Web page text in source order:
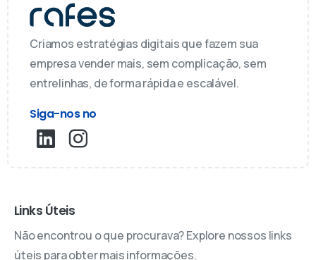
Criamos estratégias digitais que fazem sua
empresa vender mais, sem complicação, sem
entrelinhas, de forma rápida e escalável.
Siga-nos no
Links Úteis
Não encontrou o que procurava? Explore nossos links
úteis para obter mais informações.